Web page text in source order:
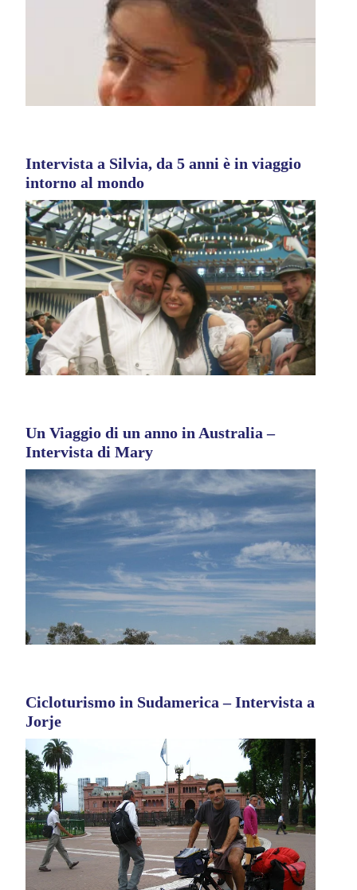
Intervista a Silvia, da 5 anni è in viaggio
intorno al mondo
Un Viaggio di un anno in Australia –
Intervista di Mary
Cicloturismo in Sudamerica – Intervista a
Jorje